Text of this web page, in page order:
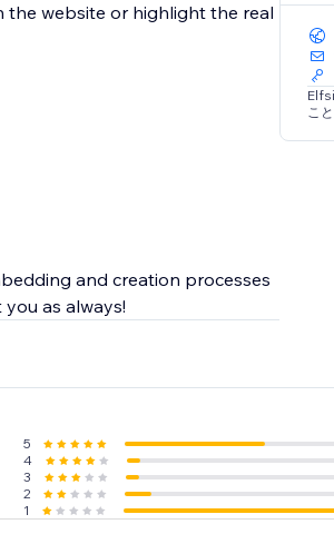
the website or highlight the real
and creation processes
as always!
こ
5
4
3
2
1